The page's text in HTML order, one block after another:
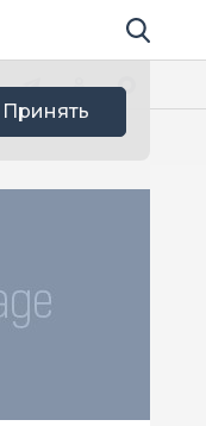
Поиск по
Принять